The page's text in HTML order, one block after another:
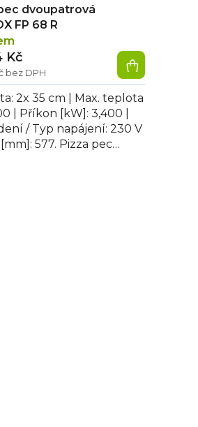
dvoupatrová
FP 68 R
bez DPH
Kč
2x 35 cm | Max. teplota
| Příkon [kW]: 3,400 |
/ Typ napájení: 230 V
[mm]: 577. Pizza pec